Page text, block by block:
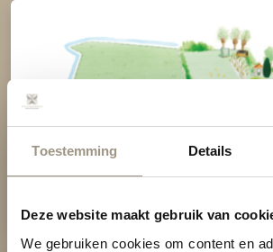
Toestemming Details
Deze website maakt gebruik van
We gebruiken cookies om content en
Bekijk